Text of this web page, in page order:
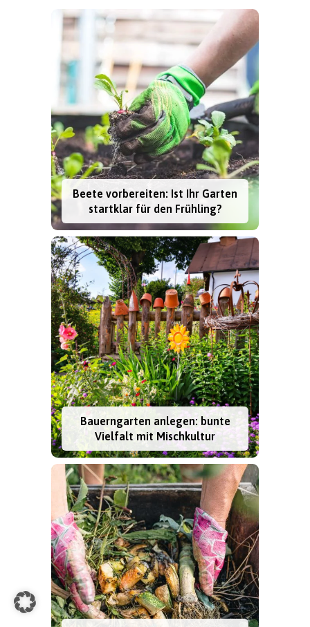
Beete vorbereiten: Ist Ihr Garten
startklar für den Frühling?
Bauerngarten anlegen: bunte
Vielfalt mit Mischkultur